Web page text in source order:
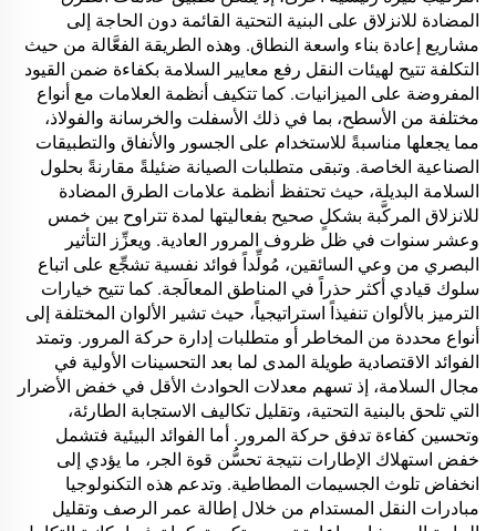
المضادة للانزلاق على البنية التحتية القائمة دون الحاجة إلى
مشاريع إعادة بناء واسعة النطاق. وهذه الطريقة الفعَّالة من حيث
التكلفة تتيح لهيئات النقل رفع معايير السلامة بكفاءة ضمن القيود
المفروضة على الميزانيات. كما تتكيف أنظمة العلامات مع أنواع
مختلفة من الأسطح، بما في ذلك الأسفلت والخرسانة والفولاذ،
مما يجعلها مناسبةً للاستخدام على الجسور والأنفاق والتطبيقات
الصناعية الخاصة. وتبقى متطلبات الصيانة ضئيلةً مقارنةً بحلول
السلامة البديلة، حيث تحتفظ أنظمة علامات الطرق المضادة
للانزلاق المركَّبة بشكلٍ صحيح بفعاليتها لمدة تتراوح بين خمس
وعشر سنوات في ظل ظروف المرور العادية. ويعزِّز التأثير
البصري من وعي السائقين، مُولِّداً فوائد نفسية تشجِّع على اتباع
سلوك قيادي أكثر حذراً في المناطق المعالَجة. كما تتيح خيارات
الترميز بالألوان تنفيذاً استراتيجياً، حيث تشير الألوان المختلفة إلى
أنواع محددة من المخاطر أو متطلبات إدارة حركة المرور. وتمتد
الفوائد الاقتصادية طويلة المدى لما بعد التحسينات الأولية في
مجال السلامة، إذ تسهم معدلات الحوادث الأقل في خفض الأضرار
التي تلحق بالبنية التحتية، وتقليل تكاليف الاستجابة الطارئة،
وتحسين كفاءة تدفق حركة المرور. أما الفوائد البيئية فتشمل
خفض استهلاك الإطارات نتيجة تحسُّن قوة الجر، ما يؤدي إلى
انخفاض تلوث الجسيمات المطاطية. وتدعم هذه التكنولوجيا
مبادرات النقل المستدام من خلال إطالة عمر الرصف وتقليل